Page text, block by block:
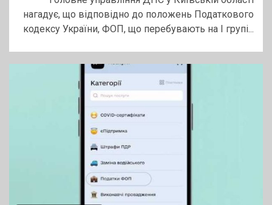
нагадує, що відповідно до положень Податкового
кодексу України, ФОП, що перебувають на І групі...